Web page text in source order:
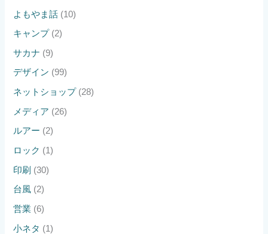
よもやま話 (10)
キャンプ(2)
サカナ (9)
デザイン (99)
ネットショップ(28)
メディア (26)
ルアー (2)
ロック (1)
印刷 (30)
台風 (2)
営業 (6)
小ネタ (1)